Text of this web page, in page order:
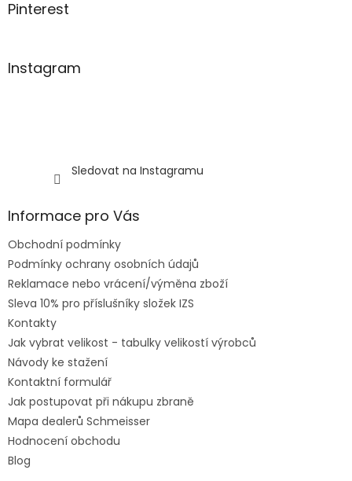
Pinterest
Instagram
Sledovat na Instagramu
Informace pro Vás
Obchodní podmínky
Podmínky ochrany osobních údajů
Reklamace nebo vrácení/výměna zboží
Sleva 10% pro příslušníky složek IZS
Kontakty
Jak vybrat velikost - tabulky velikostí výrobců
Návody ke stažení
Kontaktní formulář
Jak postupovat při nákupu zbraně
Mapa dealerů Schmeisser
Hodnocení obchodu
Blog